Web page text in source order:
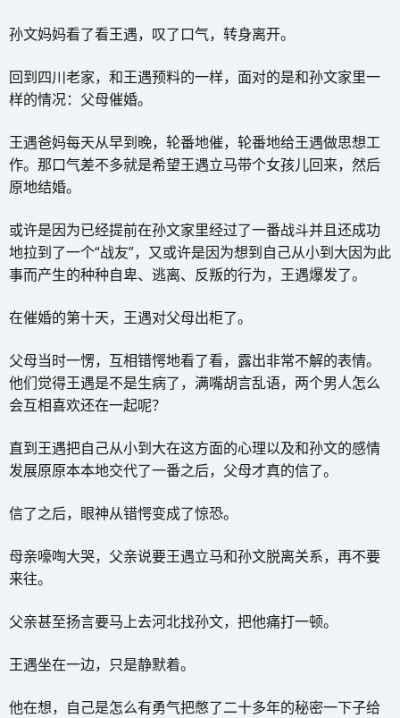
孙文妈妈看了看王遇，叹了口气，转身离开。
回到四川老家，和王遇预料的一样，面对的是和孙文家里一
样的情况：父母催婚。
王遇爸妈每天从早到晚，轮番地催，轮番地给王遇做思想工
作。那口气差不多就是希望王遇立马带个女孩儿回来，然后
原地结婚。
或许是因为已经提前在孙文家里经过了一番战斗并且还成功
地拉到了一个“战友”，又或许是因为想到自己从小到大因为此
事而产生的种种自卑、逃离、反叛的行为，王遇爆发了。
在催婚的第十天，王遇对父母出柜了。
父母当时一愣，互相错愕地看了看，露出非常不解的表情。
他们觉得王遇是不是生病了，满嘴胡言乱语，两个男人怎么
会互相喜欢还在一起呢？
直到王遇把自己从小到大在这方面的心理以及和孙文的感情
发展原原本本地交代了一番之后，父母才真的信了。
信了之后，眼神从错愕变成了惊恐。
母亲嚎啕大哭，父亲说要王遇立马和孙文脱离关系，再不要
来往。
父亲甚至扬言要马上去河北找孙文，把他痛打一顿。
王遇坐在一边，只是静默着。
他在想，自己是怎么有勇气把憋了二十多年的秘密一下子给